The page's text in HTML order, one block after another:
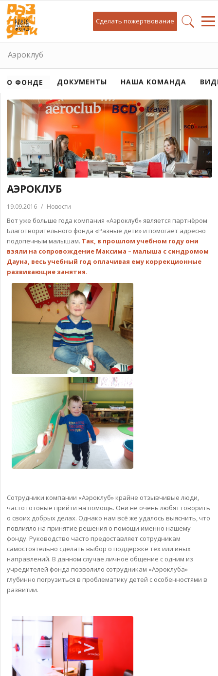
Сделать пожертвование
Аэроклуб
О ФОНДЕ ДОКУМЕНТЫ НАША КОМАНДА
АЭРОКЛУБ
19.09.2016 / Новости
Вот уже больше года компания «Аэроклуб» является партнёром
Благотворительного фонда «Разные дети» и помогает адресно
подопечным малышам. Так, в прошлом учебном году они
взяли на сопровождение Максима – малыша с синдромом
Дауна, весь учебный год оплачивая ему коррекционные
развивающие занятия.
Сотрудники компании «Аэроклуб» крайне отзывчивые люди,
часто готовые прийти на помощь. Они не очень любят говорить
о своих добрых делах. Однако нам всё же удалось выяснить, что
повлияло на принятие решения о помощи именно нашему
фонду. Руководство часто предоставляет сотрудникам
самостоятельно сделать выбор о поддержке тех или иных
направлений. В данном случае личное общение с одним из
учредителей фонда позволило сотрудникам «Аэроклуба»
глубинно погрузиться в проблематику детей с особенностями в
развитии.